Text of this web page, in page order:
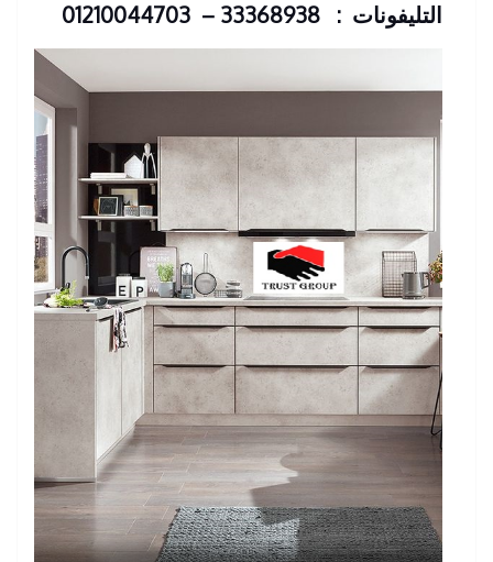
التليفونات : 33368938 – 01210044703